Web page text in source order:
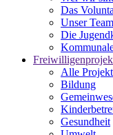
Das
Unser Team
Die
Alle
Bildung
Gesundheit